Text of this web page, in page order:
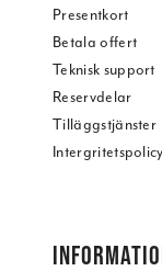
Presentkort
Betala offert
Teknisk support
Reservdelar
Tilläggstjänster
Intergritetspolicy